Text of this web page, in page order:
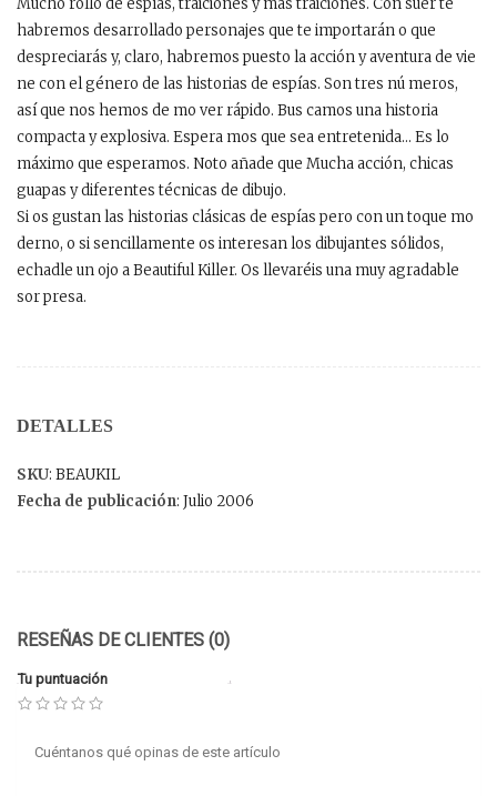
habremos desarrollado personajes que te importarán o que
despreciarás y, claro, habremos puesto la acción y aventura de vie
ne con el género de las historias de espías. Son tres nú meros,
así que nos hemos de mo ver rápido. Bus camos una historia
compacta y explosiva. Espera mos que sea entretenida… Es lo
máximo que esperamos. Noto añade que Mucha acción, chicas
guapas y diferentes técnicas de dibujo.
Si os gustan las historias clásicas de espías pero con un toque mo
derno, o si sencillamente os interesan los dibujantes sólidos,
echadle un ojo a Beautiful Killer. Os llevaréis una muy agradable
sor presa.
DETALLES
SKU: BEAUKIL
Fecha de publicación: Julio 2006
RESEÑAS DE CLIENTES (0)
Tu puntuación